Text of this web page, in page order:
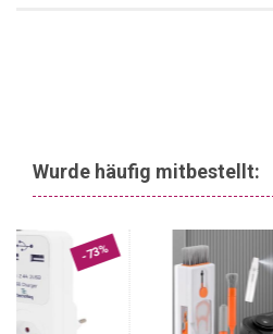
Wurde häufig mitbestellt:
-73%